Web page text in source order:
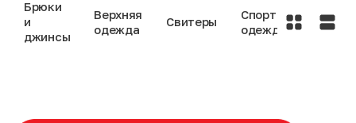
Брюки
и
джинсы
Верхняя
одежда
Свитеры
Спортивная
одежда